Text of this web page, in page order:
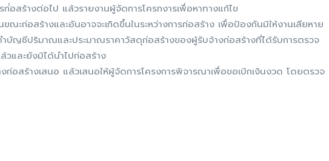
สร้างต่อไป แล้วรายงานผู้จัดการโครกงารเพื่อหาทางแก้ไข
ณะก่อสร้างและอันอาจจะเกิดขึ้นในระหว่างการก่อสร้าง เพื่อป้องกันมิให้งานเสียหาย
บัญชีปริมาณและประมาณราคาวัสดุก่อสร้างของผู้รับจ้างก่อสร้างที่ได้รับการตรวจ
และยังมิได้นำไปก่อสร้าง
อสร้างเสนอ แล้วเสนอให้ผู้จัดการโครงการพิจารณาเพื่อขอเบิกเงินงวด โดยตรวจ